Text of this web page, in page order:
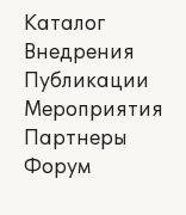
Каталог
Внедрения
Публикации
Мероприятия
Партнеры
Форум